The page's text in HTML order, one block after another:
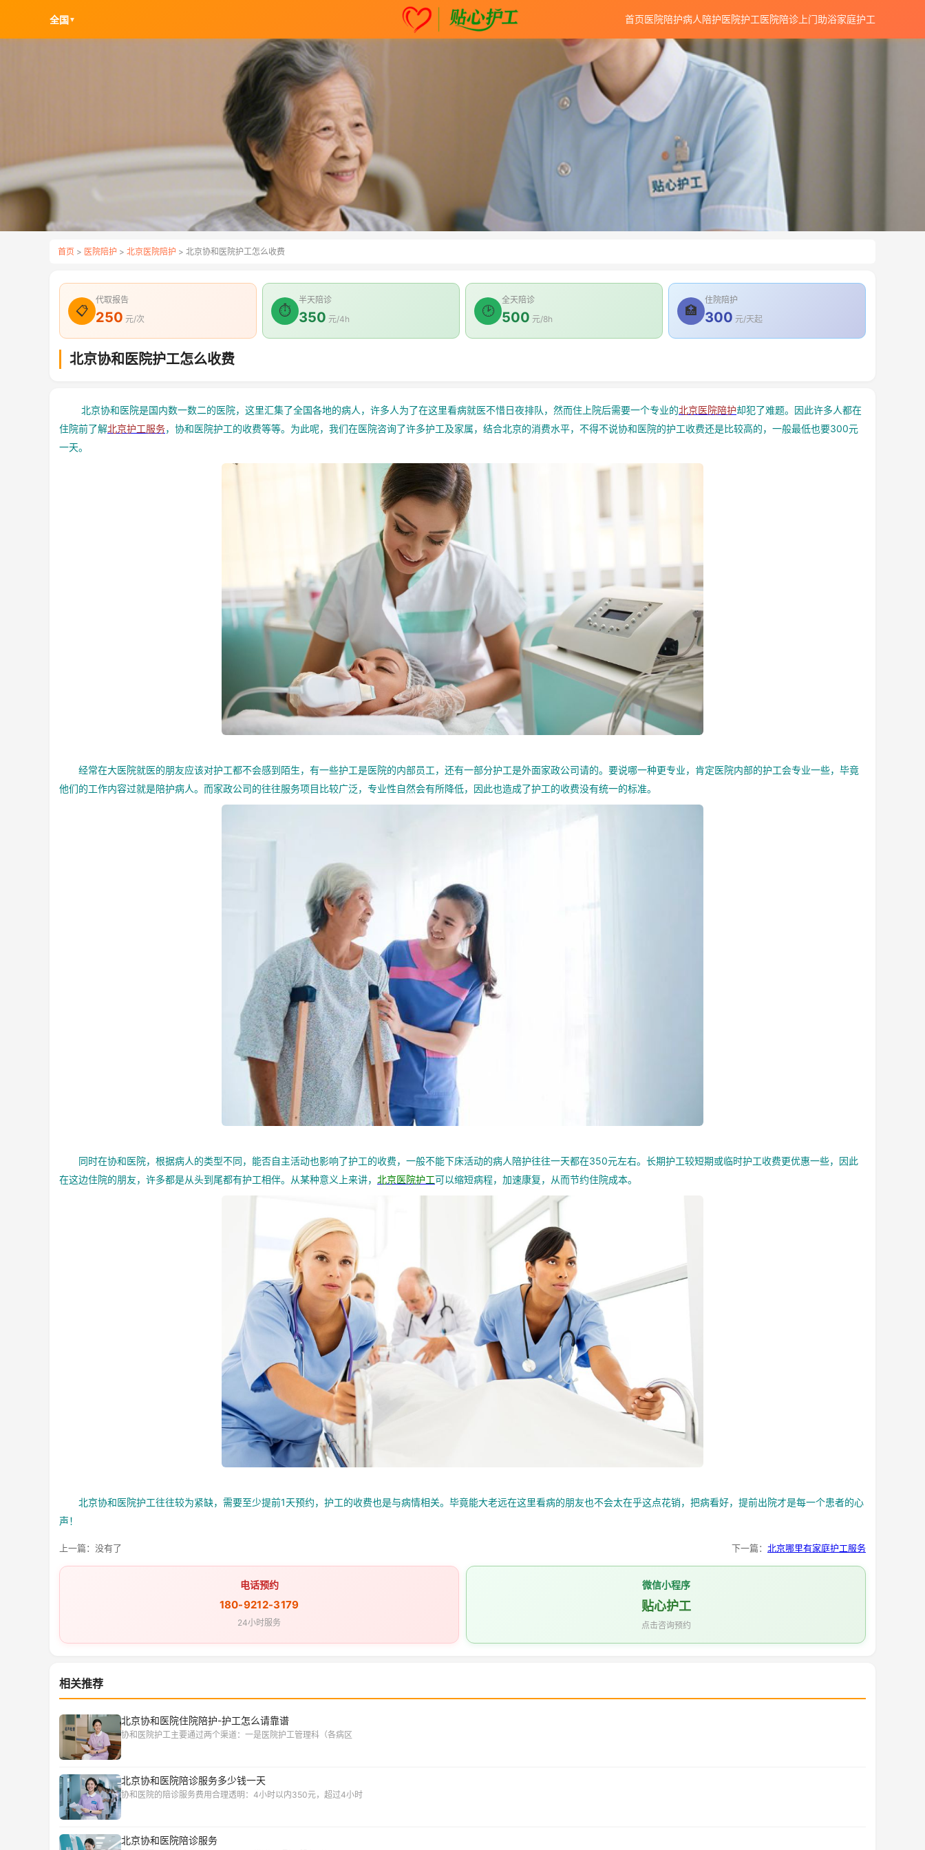
全国 ▼ 首页医院陪护病人陪护医院护工医院陪诊 上门助浴家庭护工
首页 > 医院陪护 > 北京医院陪护 > 北京协和医院护工怎么收费
📋
代取报告
250 元/次
⏱
半天陪诊
350 元/4h
🕑
全天陪诊
500 元/8h
🏥
住院陪护
300 元/天起
北京协和医院护工怎么收费
北京协和医院是国内数一数二的医院，这里汇集了全国各地的病人，许多人为了在这里看病就医不惜日夜排队，然而住上院后需要一个专业的北京医院陪护却犯了难题。因此许多人都在
住院前了解北京护工服务，协和医院护工的收费等等。为此呢，我们在医院咨询了许多护工及家属，结合北京的消费水平，不得不说协和医院的护工收费还是比较高的，一般最低也要300元
一天。
经常在大医院就医的朋友应该对护工都不会感到陌生，有一些护工是医院的内部员工，还有一部分护工是外面家政公司请的。要说哪一种更专业，肯定医院内部的护工会专业一些，毕竟
他们的工作内容过就是陪护病人。而家政公司的往往服务项目比较广泛，专业性自然会有所降低，因此也造成了护工的收费没有统一的标准。
同时在协和医院，根据病人的类型不同，能否自主活动也影响了护工的收费，一般不能下床活动的病人陪护往往一天都在350元左右。长期护工较短期或临时护工收费更优惠一些，因此
在这边住院的朋友，许多都是从头到尾都有护工相伴。从某种意义上来讲， 北京医院护工可以缩短病程，加速康复，从而节约住院成本。
北京协和医院护工往往较为紧缺，需要至少提前1天预约，护工的收费也是与病情相关。毕竟能大老远在这里看病的朋友也不会太在乎这点花销，把病看好，提前出院才是每一个患者的心
声！
上一篇：没有了 下一篇： 北京哪里有家庭护工服务
电话预约
180-9212-3179
24小时服务
微信小程序
贴心护工
点击咨询预约
相关推荐
北京协和医院住院陪护-护工怎么请靠谱
协和医院护工主要通过两个渠道：一是医院护工管理科（各病区
北京协和医院陪诊服务多少钱一天
协和医院的陪诊服务费用合理透明：4小时以内350元，超过4小时
北京协和医院陪诊服务